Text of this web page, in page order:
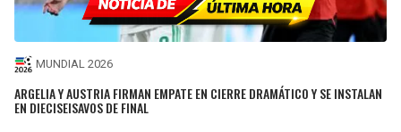
MUNDIAL 2026
ARGELIA Y AUSTRIA FIRMAN EMPATE EN CIERRE DRAMÁTICO Y SE INSTALAN
EN DIECISEISAVOS DE FINAL